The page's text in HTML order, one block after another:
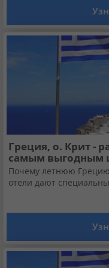
Греция, о. Крит -
самым выгодным
Почему летнюю
отели дают